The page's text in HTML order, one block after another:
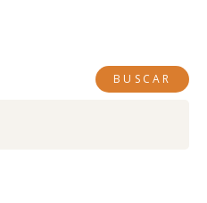
BUSCAR